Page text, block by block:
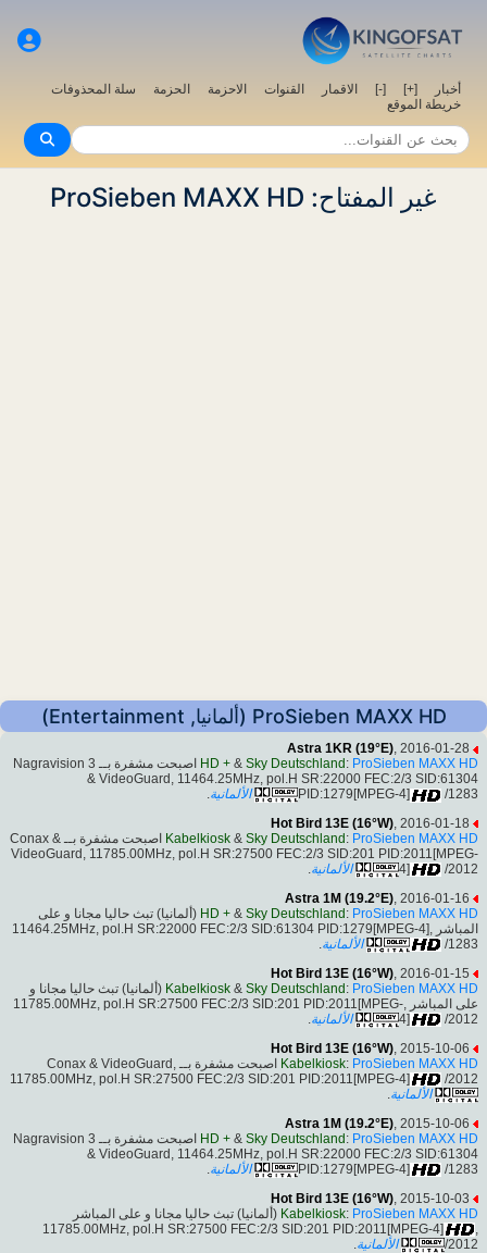
أخبار [+]
[-] الاقمار القنوات الاحزمة الحزمة
سلة المحذوفات
خريطة الموقع
غير المفتاح: ProSieben MAXX HD
ProSieben MAXX HD (ألمانيا, Entertainment)
Astra 1KR (19°E), 2016-01-28
HD + & Sky Deutschland : ProSieben MAXX HD
اصبحت مشفرة بــ Nagravision 3
& VideoGuard, 11464.25MHz, pol.H SR:22000 FEC:2/3 SID:61304
PID:1279[MPEG-4]
/1283 الألمانية.
Hot Bird 13E (16°W), 2016-01-18
Kabelkiosk & Sky Deutschland : ProSieben MAXX HD
اصبحت مشفرة بــ Conax &
VideoGuard, 11785.00MHz, pol.H SR:27500 FEC:2/3 SID:201 PID:2011[MPEG-
4]
/2012 الألمانية.
Astra 1M (19.2°E), 2016-01-16
HD + & Sky Deutschland : ProSieben MAXX HD
(ألمانيا) تبث حاليا مجانا و على
المباشر ,11464.25MHz, pol.H SR:22000 FEC:2/3 SID:61304 PID:1279[MPEG-4]
/1283
الألمانية.
Hot Bird 13E (16°W) , 2016-01-15
Kabelkiosk & Sky Deutschland: ProSieben MAXX HD
(ألمانيا) تبث حاليا مجانا و
على المباشر ,11785.00MHz, pol.H SR:27500 FEC:2/3 SID:201 PID:2011[MPEG-
4]
/2012 الألمانية
Hot Bird 13E (16°W) , 2015-10-06
Kabelkiosk: ProSieben MAXX HD
اصبحت مشفرة بــ Conax & VideoGuard,
11785.00MHz, pol.H SR:27500 FEC:2/3 SID:201 PID:2011[MPEG-4]
/2012
الألمانية.
Astra 1M (19.2°E) , 2015-10-06
HD + & Sky Deutschland: ProSieben MAXX HD
اصبحت مشفرة بــ Nagravision 3
& VideoGuard, 11464.25MHz, pol.H SR:22000 FEC:2/3 SID:61304
PID:1279[MPEG-4]
/1283 الألمانية
Hot Bird 13E (16°W) , 2015-10-03
Kabelkiosk: ProSieben MAXX HD
(ألمانيا) تبث حاليا مجانا و على المباشر
/2012
الألمانية.